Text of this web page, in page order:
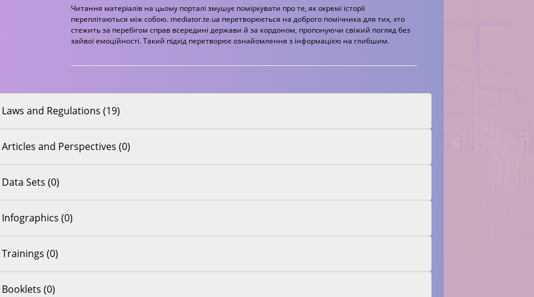
Читання матеріалів на цьому порталі змушує поміркувати про те, як окремі історії
переплітаються між собою. mediator.te.ua перетворюється на доброго помічника для тих, хто
стежить за перебігом справ всередині держави й за кордоном, пропонуючи свіжий погляд без
зайвої емоційності. Такий підхід перетворює ознайомлення з інформацією на глибшим.
Laws and Regulations (19)
Articles and Perspectives (0)
Data Sets (0)
Infographics (0)
Trainings (0)
Booklets (0)